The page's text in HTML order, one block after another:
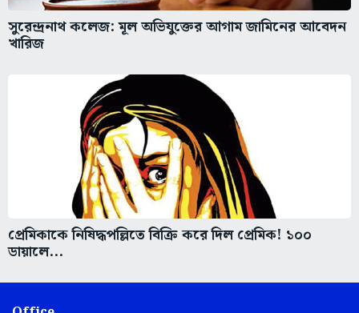
সুরেন্দ্রনাথ কলেজ: মূল অভিযুক্তের আগাম জামিনের আবেদন
খারিজ
প্রেমিকাকে নিষিদ্ধপল্লিতে বিক্রি করে দিল প্রেমিক! ১০০
ডায়ালে...